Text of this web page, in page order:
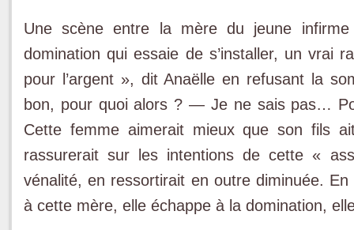
Une scène entre la mère du jeune
domination qui essaie de s’installer, un vrai
pour l’argent », dit Anaëlle en refusant la
bon, pour quoi alors ? ― Je ne sais pas…
Cette femme aimerait mieux que son fils
rassurerait sur les intentions de cette «
vénalité, en ressortirait en outre diminuée.
à cette mère, elle échappe à la domination,